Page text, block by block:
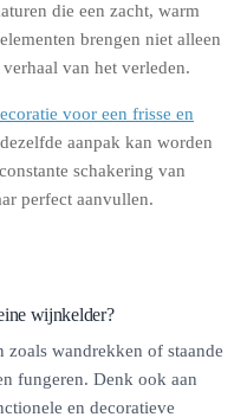
die een zacht, warm
brengen niet alleen
van het verleden.
voor een frisse en
aanpak kan worden
schakering van
perfect aanvullen.
wijnkelder?
wandrekken of staande
fungeren. Denk ook aan
en decoratieve